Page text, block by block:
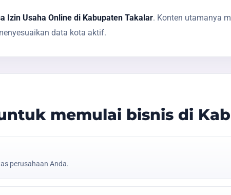
Izin Usaha Online di Kabupaten Takalar. Konten utamanya
data kota aktif.
memulai bisnis di
perusahaan Anda.